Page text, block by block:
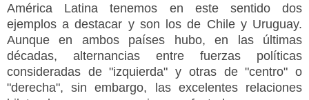
América Latina tenemos en este sentido dos
ejemplos a destacar y son los de Chile y Uruguay.
Aunque en ambos países hubo, en las últimas
décadas, alternancias entre fuerzas políticas
consideradas de "izquierda" y otras de "centro" o
"derecha", sin embargo, las excelentes relaciones